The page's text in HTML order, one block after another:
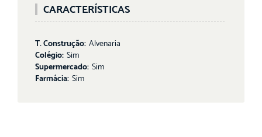
CARACTERÍSTICAS
T. Construção: Alvenaria
Colégio: Sim
Supermercado: Sim
Farmácia: Sim